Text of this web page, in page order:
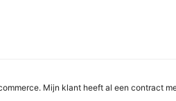
Mijn klant heeft al een contract